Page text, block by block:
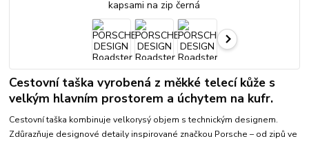
Cestovní taška vyrobená z měkké telecí kůže s
velkým hlavním prostorem a úchytem na kufr.
Cestovní taška kombinuje velkorysý objem s technickým designem.
Zdůrazňuje designové detaily inspirované značkou Porsche – od zipů ve